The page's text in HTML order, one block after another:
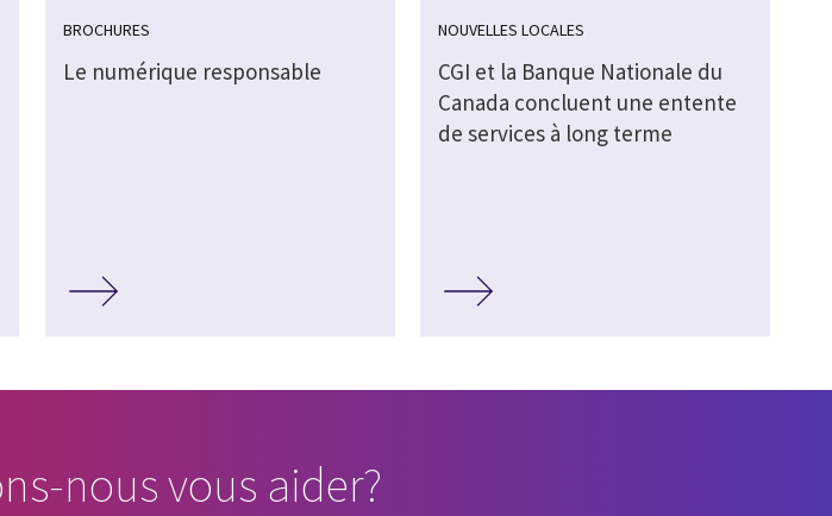
BROCHURES
Le numérique responsable
NOUVELLES LOCALES
CGI et la Banque Nationale du
Canada concluent une entente
de services à long terme
nous vous aider?